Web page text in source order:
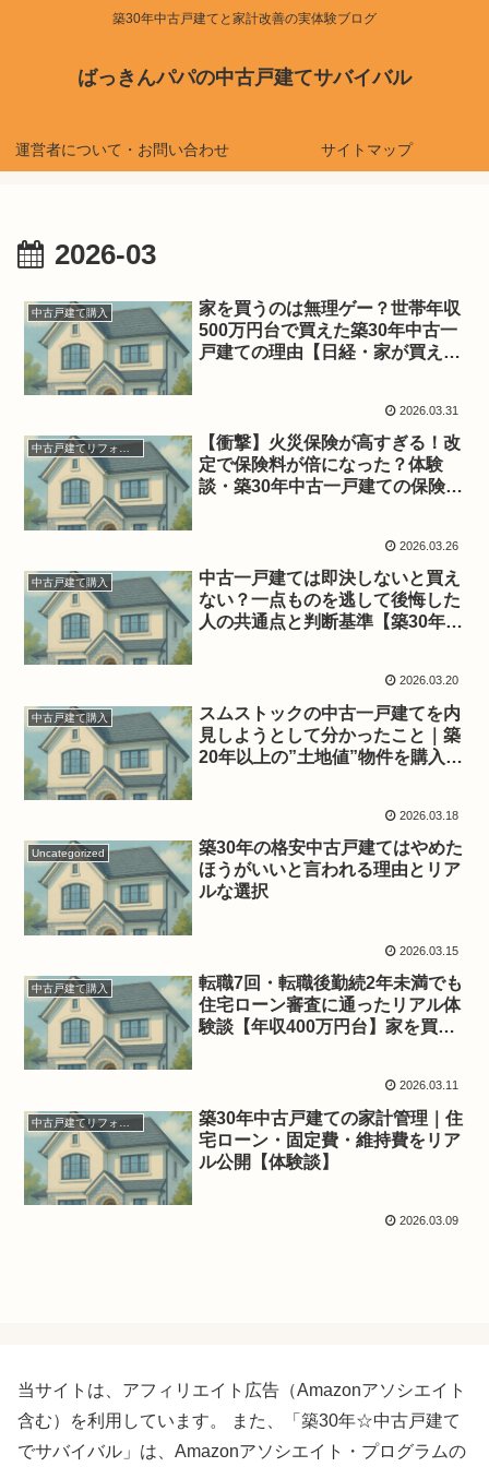
築30年中古戸建てと家計改善の実体験ブログ
ばっきんパパの中古戸建てサバイバル
運営者について・お問い合わせ サイトマップ
2026-03
中古戸建て購入
家を買うのは無理ゲー？世帯年収
500万円台で買えた築30年中古一
戸建ての理由【日経・家が買えな
2026.03.31
【衝撃】火災保険が高すぎる！改
定で保険料が倍になった？体験
談・築30年中古一戸建ての保険見
2026.03.26
中古戸建て購入
中古一戸建ては即決しないと買え
ない？一点ものを逃して後悔した
人の共通点と判断基準【築30年体
2026.03.20
中古戸建て購入
スムストックの中古一戸建てを内
見しようとして分かったこと｜築
20年以上の”土地値”物件を購入す
2026.03.18
Uncategorized
築30年の格安中古戸建てはやめた
ほうがいいと言われる理由とリア
ルな選択
2026.03.15
中古戸建て購入
転職7回・転職後勤続2年未満でも
住宅ローン審査に通ったリアル体
験談【年収400万円台】家を買う
2026.03.11
中古戸建てリフォーム
築30年中古戸建ての家計管理｜住
宅ローン・固定費・維持費をリア
ル公開【体験談】
2026.03.09
当サイトは、アフィリエイト広告（Amazonアソシエイト
含む）を利用しています。 また、「築30年☆中古戸建て
でサバイバル」は、Amazonアソシエイト・プログラムの